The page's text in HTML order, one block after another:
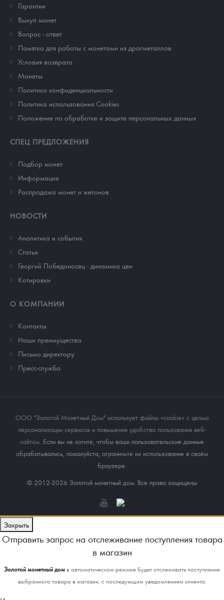
Гарантии
Выкуп монет
Вопрос - ответ
Памятка для работы с монетами из драгметаллов
Условия возврата
Монеты
Политика конфиденциальности
Политика использования Cookies
Положение по обработке и защите персональных данных
СПЕЦ ПРЕДЛОЖЕНИЯ
Подбор монет
Информация
Распродажа монет и жетонов
НОВОСТИ
Аналитика и события
Cтатьи
Георгий Победоносец - динамика цен
Котировки
О КОМПАНИИ
Контакты
Наши преимущества
Письмо директору
Пресс-служба
ООО "Золотой Монетный Дом" использует файлы «cookie» с целью
персонализации сервисов и повышения удобства пользования веб-
сайтом . Если вы не хотите, чтобы ваши пользовательские данные
обрабатывались, пожалуйста, ограничьте их использование в своём
браузере.
© 2012-2026 Золотой монетный дом. Все права защищены
Закрыть
Отправить запрос на отслеживание поступления товара
в магазин
Золотой монетный домв автоматическом режиме будет отслеживать поступление
выбранного товара в магазин, с последующим уведомлением клиента.